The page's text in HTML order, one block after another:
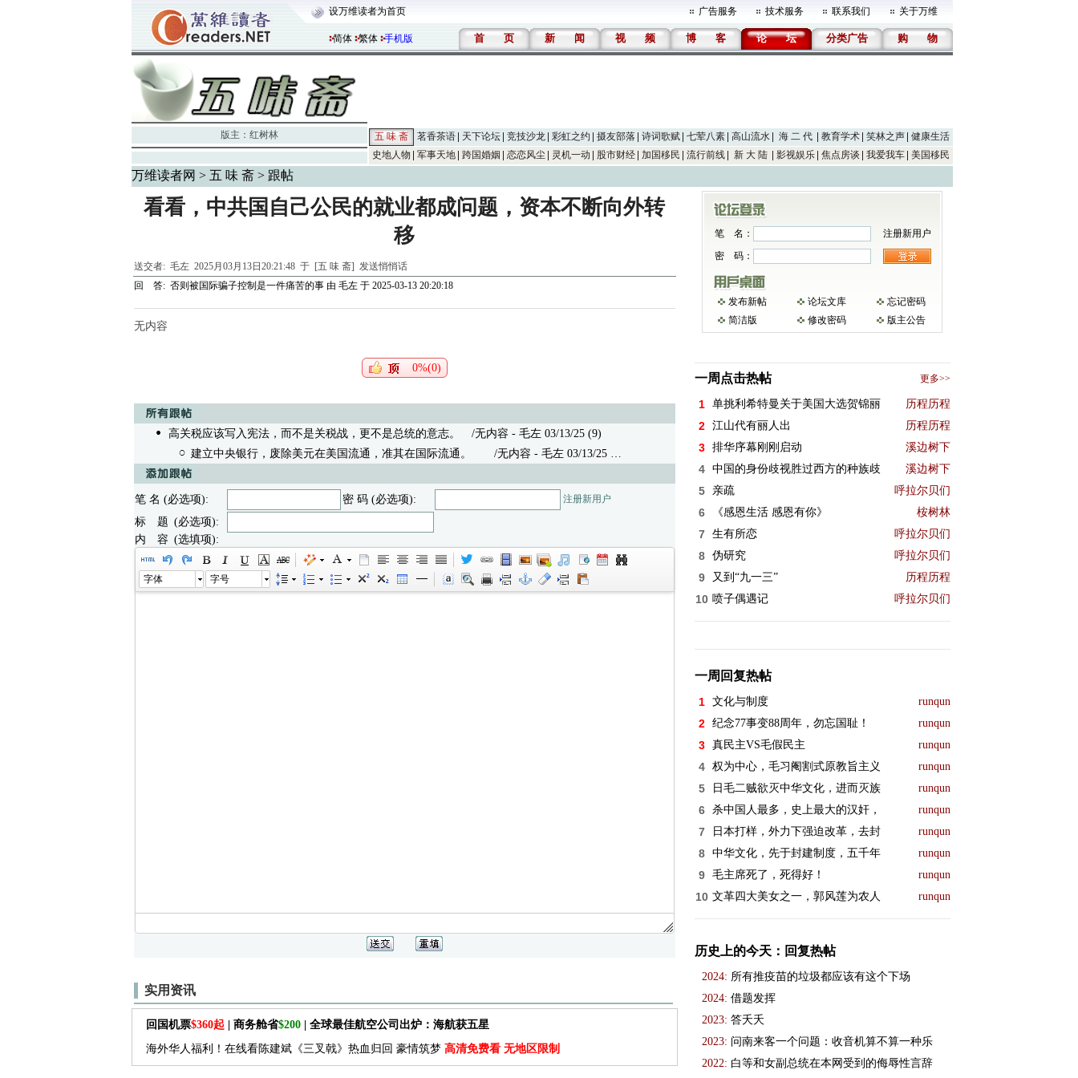
设万维读者为首页 广告服务 技术服务 联系我们 关于万维
简体 繁体 手机版 首 页 新 闻 视 频 博 客 论 坛 分类广告 购 物
版主： 红树林 五 味 斋 茗香茶语 天下论坛 竞技沙龙 彩虹之约 摄友部落 诗词歌赋 七荤八素 高山流水 海 二 代 教育学术 笑林之声
健康生活
史地人物
军事天地 跨国婚姻 恋恋风尘 灵机一动 股市财经 加国移民 流行前线 新 大 陆 影视娱乐 焦点房谈 我爱我车 美国移民
万维读者网 > 五 味 斋> 跟帖
看看，中共国自己公民的就业都成问题，资本不断向外转
移
送交者: 毛左2025月03月13日20:21:48 于 [五 味 斋] 发送悄悄话
回 答: 否则被国际骗子控制是一件痛苦的事由 毛左于 2025-03-13 20:20:18
无内容
0%(0)
高关税应该写入宪法，而不是关税战，更不是总统的意志。
/无内容 - 毛左 03/13/25 (9)
建立中央银行，废除美元在美国流通，准其在国际流通。
/无内容 - 毛左 03/13/25 (8)
笔 名 (必选项): 密 码 (必选项): 注册新用户
标 题 (必选项):
内 容 (选填项):
字体 字号
实用资讯
回国机票$360起 | 商务舱省$200| 全球最佳航空公司出炉：海航获五星
海外华人福利！在线看陈建斌《三叉戟》热血归回 豪情筑梦 高清免费看 无地区限制
笔 名：
注册新用户
密 码：
发布新帖 论坛文库
忘记密码
简洁版
修改密码 版主公告
一周点击热帖 更多>>
1 单挑利希特曼关于美国大选贺锦丽 历程历程
2 江山代有丽人出 历程历程
3 排华序幕刚刚启动 溪边树下
4 中国的身份歧视胜过西方的种族歧 溪边树下
5 亲疏 呼拉尔贝们
6 《感恩生活 感恩有你》 桉树林
7 生有所恋 呼拉尔贝们
8 伪研究 呼拉尔贝们
9 又到“九一三” 历程历程
10 喷子偶遇记 呼拉尔贝们
一周回复热帖
1 文化与制度 runqun
2 纪念77事变88周年，勿忘国耻！ runqun
3 真民主VS毛假民主 runqun
4 权为中心，毛习阉割式原教旨主义 runqun
5 日毛二贼欲灭中华文化，进而灭族 runqun
6 杀中国人最多，史上最大的汉奸， runqun
7 日本打样，外力下强迫改革，去封 runqun
8 中华文化，先于封建制度，五千年 runqun
9 毛主席死了，死得好！ runqun
10 文革四大美女之一，郭风莲为农人 runqun
历史上的今天：回复热帖
2024: 所有推疫苗的垃圾都应该有这个下场
2024: 借题发挥
2023: 答夭夭
2023: 问南来客一个问题：收音机算不算一种乐
2022: 白等和女副总统在本网受到的侮辱性言辞